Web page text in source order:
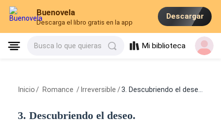
Buenovela
Descarga el libro gratis en la app
Descargar
Busca lo que quieras Mi biblioteca
Inicio / Romance / Irreversible /3. Descubriendo el deseo.
3. Descubriendo el deseo.